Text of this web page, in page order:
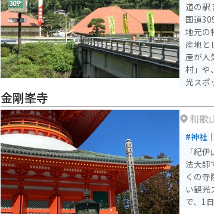
道の駅
国道
地元の特
産地と
産が人
村」や
光スポットも
309号
あり、ツ
ら、地
肉料
金剛峯寺
和歌
#神社
「紀
法大師
くの
い観光
で、1